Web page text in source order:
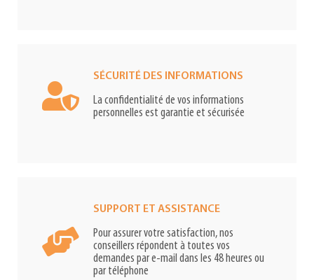
SÉCURITÉ DES INFORMATIONS
La confidentialité de vos informations
personnelles est garantie et sécurisée
SUPPORT ET ASSISTANCE
Pour assurer votre satisfaction, nos
conseillers répondent à toutes vos
demandes par e-mail dans les 48 heures ou
par téléphone